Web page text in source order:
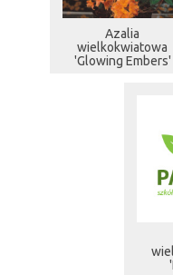
Azalia
wielkokwiatowa
'Glowing Embers'